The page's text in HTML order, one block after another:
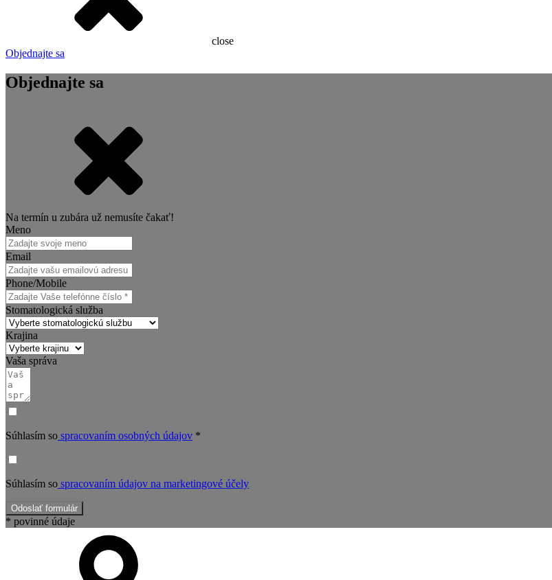
close
Objednajte sa
Objednajte sa
Na termín u zubára už nemusíte čakať!
Meno
Email
Phone/Mobile
Stomatologická služba
Krajina
Vaša správa
Súhlasím so spracovaním osobných údajov *
Súhlasím so spracovaním údajov na marketingové účely
Odoslať formulár
* povinné údaje